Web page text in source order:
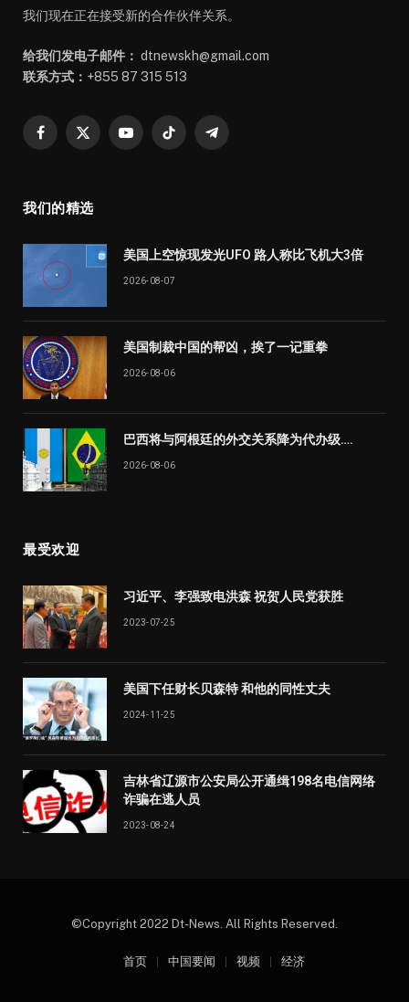
我们现在正在接受新的合作伙伴关系。
给我们发电子邮件： dtnewskh@gmail.com
联系方式： +855 87 315 513
Facebook
X
YouTubeTikTok Telegram
我们的精选
美国上空惊现发光UFO 路人称比飞机大3倍
2026-08-07
美国制裁中国的帮凶，挨了一记重拳
2026-08-06
巴西将与阿根廷的外交关系降为代办级….
2026-08-06
最受欢迎
习近平、李强致电洪森 祝贺人民党获胜
2023-07-25
美国下任财长贝森特 和他的同性丈夫
2024-11-25
吉林省辽源市公安局公开通缉198名电信网络
诈骗在逃人员
2023-08-24
©Copyright 2022 Dt-News. All Rights Reserved.
首页 中国要闻 视频 经济